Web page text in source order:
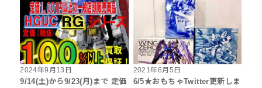
2024年9月13日
9/14(土)から9/23(月)まで 定価
2021年6月5日
6/5★おもちゃTwitter更新しま